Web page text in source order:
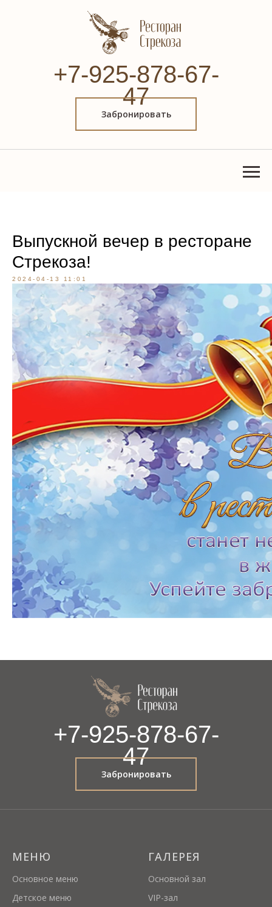
+7-925-878-67-
47
Забронировать
Выпускной вечер в ресторане
Стрекоза!
2024-04-13 11:01
+7-925-878-67-
47
Забронировать
МЕНЮ
Основное меню
Детское меню
ГАЛЕРЕЯ
Основной зал
VIP-зал